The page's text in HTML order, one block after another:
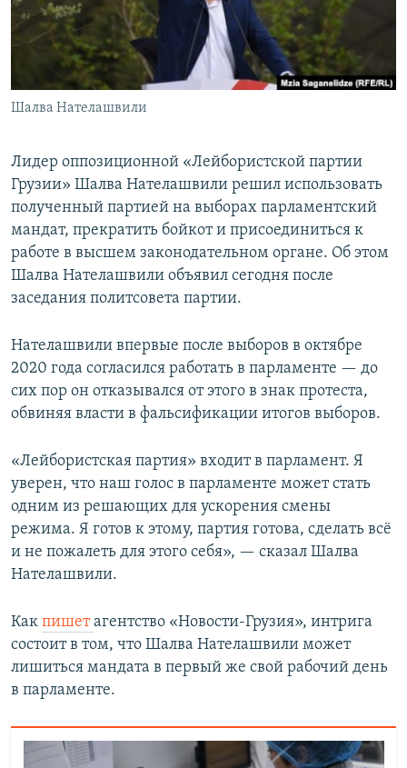
СПОРТ
МИР
БЛОГИ
ГОЛОСА
ЧИТАЕМ ПРЕССУ
АРХИВ РАДИОПРОГРАММЫ
Все сайты РСЕ/РС
Шалва Нателашвили
Лидер оппозиционной «Лейбористской партии
Грузии» Шалва Нателашвили решил использовать
полученный партией на выборах парламентский
мандат, прекратить бойкот и присоединиться к
работе в высшем законодательном органе. Об этом
Шалва Нателашвили объявил сегодня после
заседания политсовета партии.
Нателашвили впервые после выборов в октябре
2020 года согласился работать в парламенте — до
сих пор он отказывался от этого в знак протеста,
обвиняя власти в фальсификации итогов выборов.
«Лейбористская партия» входит в парламент. Я
уверен, что наш голос в парламенте может стать
одним из решающих для ускорения смены
режима. Я готов к этому, партия готова, сделать всё
и не пожалеть для этого себя», — сказал Шалва
Нателашвили.
Как пишетагентство «Новости-Грузия», интрига
состоит в том, что Шалва Нателашвили может
лишиться мандата в первый же свой рабочий день
в парламенте.